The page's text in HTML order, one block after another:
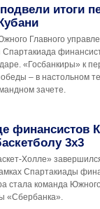
итоги
Главного
«Госбанкиры» к
– в настольном
зачете.
финансистов
3х3
Холле»
Спартакиады
стала команда
«Сбербанка».